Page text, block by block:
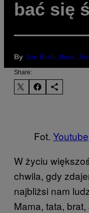
bać się
By Joe Bish, tłum.
Share:
Fot. Youtube
W życiu
chwila, gdy
najbliżsi nam
Mama, tata,